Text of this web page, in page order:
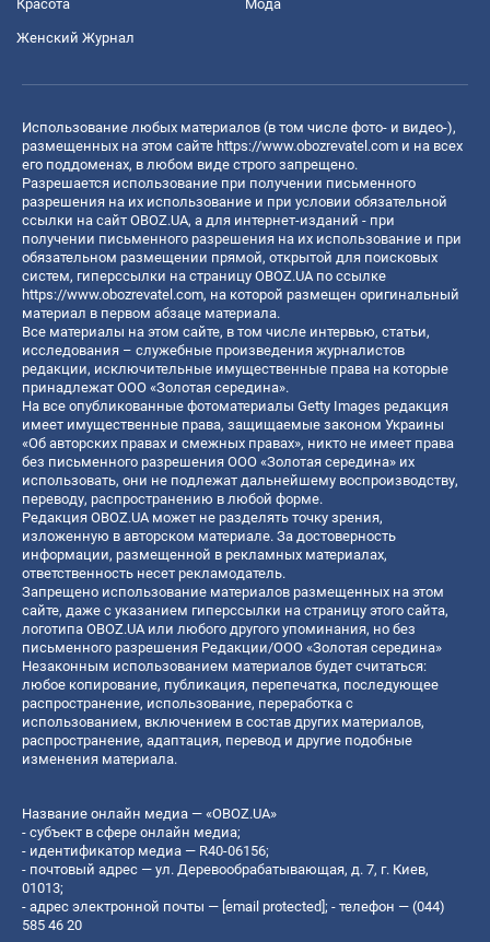
Красота Мода
Женский Журнал
Использование любых материалов (в том числе фото- и видео-),
размещенных на этом сайте https://www.obozrevatel.com и на всех
его поддоменах, в любом виде строго запрещено.
Разрешается использование при получении письменного
разрешения на их использование и при условии обязательной
ссылки на сайт OBOZ.UA, а для интернет-изданий - при
получении письменного разрешения на их использование и при
обязательном размещении прямой, открытой для поисковых
систем, гиперссылки на страницу OBOZ.UA по ссылке
https://www.obozrevatel.com, на которой размещен оригинальный
материал в первом абзаце материала.
Все материалы на этом сайте, в том числе интервью, статьи,
исследования – служебные произведения журналистов
редакции, исключительные имущественные права на которые
принадлежат ООО «Золотая середина».
На все опубликованные фотоматериалы Getty Images редакция
имеет имущественные права, защищаемые законом Украины
«Об авторских правах и смежных правах», никто не имеет права
без письменного разрешения ООО «Золотая середина» их
использовать, они не подлежат дальнейшему воспроизводству,
переводу, распространению в любой форме.
Редакция OBOZ.UA может не разделять точку зрения,
изложенную в авторском материале. За достоверность
информации, размещенной в рекламных материалах,
ответственность несет рекламодатель.
Запрещено использование материалов размещенных на этом
сайте, даже с указанием гиперссылки на страницу этого сайта,
логотипа OBOZ.UA или любого другого упоминания, но без
письменного разрешения Редакции/ООО «Золотая середина»
Незаконным использованием материалов будет считаться:
любое копирование, публикация, перепечатка, последующее
распространение, использование, переработка с
использованием, включением в состав других материалов,
распространение, адаптация, перевод и другие подобные
изменения материала.
Название онлайн медиа — «OBOZ.UA»
- субъект в сфере онлайн медиа;
- идентификатор медиа — R40-06156;
- почтовый адрес — ул. Деревообрабатывающая, д. 7, г. Киев,
01013;
- адрес электронной почты — [email protected]; - телефон — (044)
585 46 20